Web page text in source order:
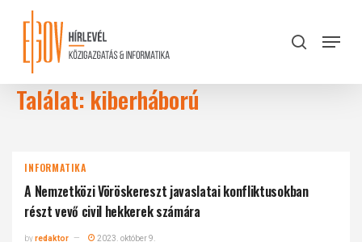
content
search
Menu
Találat: kiberháború
INFORMATIKA
A Nemzetközi Vöröskereszt javaslatai konfliktusokban
részt vevő civil hekkerek számára
byredaktor 2023. október 9.
Close